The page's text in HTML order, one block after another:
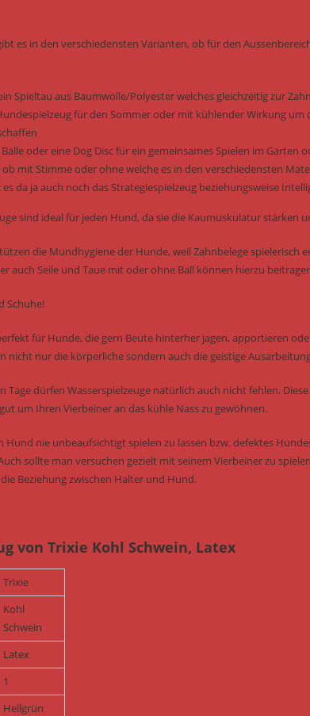
es in den verschiedensten Varianten, ob für den
Spieltau aus Baumwolle/Polyester welches gleichzeitig zur
für den Sommer oder mit kühlender Wirkung um
oder eine Dog Disc für ein gemeinsames Spielen im Garten
ob mit Stimme oder ohne welche es in den verschiedensten
da ja auch noch das Strategiespielzeug beziehungsweise
sind ideal für jeden Hund, da sie die Kaumuskulatur stärken
die Mundhygiene der Hunde, weil Zahnbelege spielerisch
auch Seile und Taue mit oder ohne Ball können hierzu
Schuhe!
für Hunde, die gern Beute hinterher jagen, apportieren
nicht nur die körperliche sondern auch die geistige
Tage dürfen Wasserspielzeuge natürlich auch nicht fehlen.
um Ihren Vierbeiner an das kühle Nass zu gewöhnen.
Hund nie unbeaufsichtigt spielen zu lassen bzw. defektes
sollte man versuchen gezielt mit seinem Vierbeiner zu
Beziehung zwischen Halter und Hund.
von Trixie Kohl Schwein, Latex
Trixie
Kohl
Schwein
Latex
1
Hellgrün